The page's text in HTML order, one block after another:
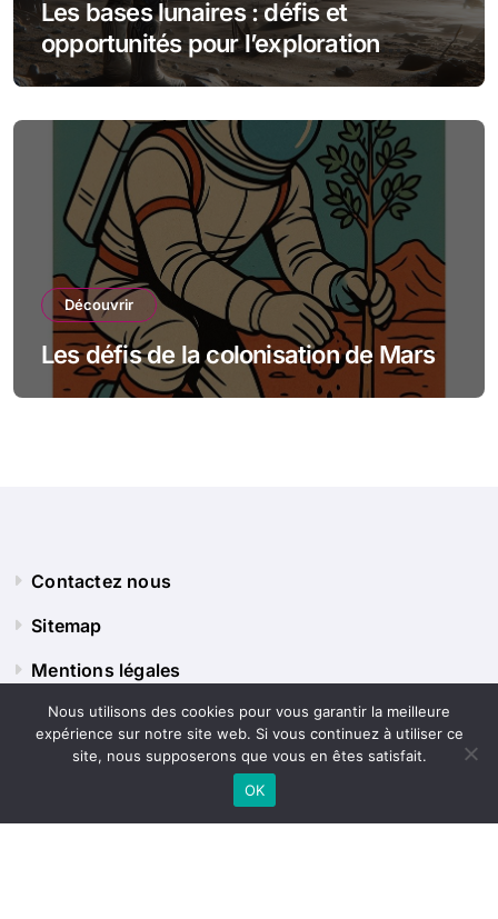
Les bases lunaires : défis et
opportunités pour l’exploration
spatiale
Découvrir
Les défis de la colonisation de Mars
Contactez nous
Sitemap
Mentions légales
Panorama Terre
Nous utilisons des cookies pour vous garantir la meilleure
expérience sur notre site web. Si vous continuez à utiliser ce
site, nous supposerons que vous en êtes satisfait.
OK